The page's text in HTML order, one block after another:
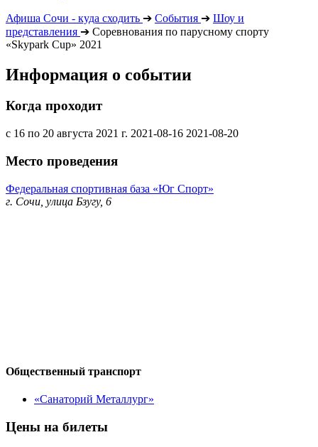
Афиша Сочи - куда сходить ➔ События ➔ Шоу и
представления ➔ Соревнования по парусному спорту
«Skypark Cup» 2021
Информация о событии
Когда проходит
с 16 по 20 августа 2021 г. 2021-08-16 2021-08-20
Место проведения
Федеральная спортивная база «Юг Спорт»
г. Сочи, улица Бзугу, 6
Общественный транспорт
«Санаторий Металлург»
Цены на билеты